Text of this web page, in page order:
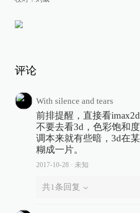
评论
With silence and tears
前排提醒，直接看
不要去看3d，色彩饱和
调本来就有些暗，3d在
糊成一片。
2017-10-28∙ 未知
共1条回复